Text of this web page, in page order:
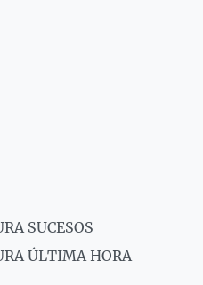
SUCESOS
ÚLTIMA HORA